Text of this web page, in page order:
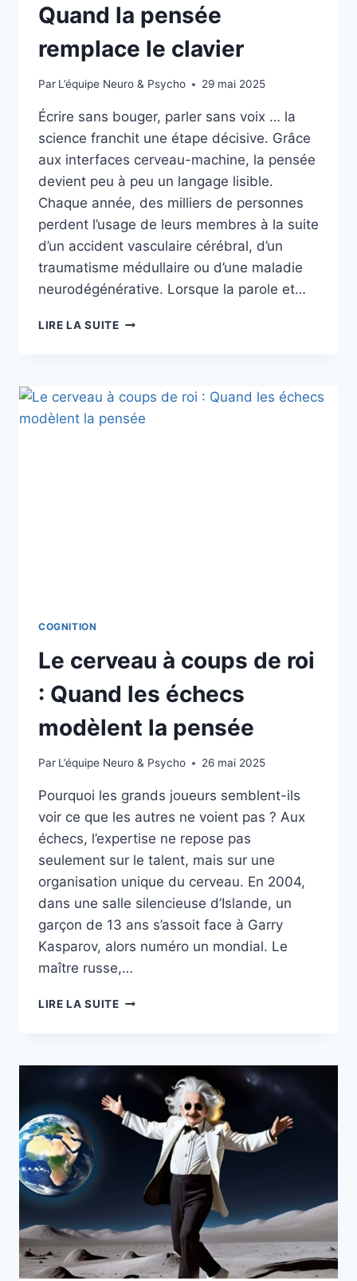
Quand la pensée
remplace le clavier
Par L’équipe Neuro & Psycho 29 mai 2025
Écrire sans bouger, parler sans voix … la
science franchit une étape décisive. Grâce
aux interfaces cerveau-machine, la pensée
devient peu à peu un langage lisible.
Chaque année, des milliers de personnes
perdent l’usage de leurs membres à la suite
d’un accident vasculaire cérébral, d’un
traumatisme médullaire ou d’une maladie
neurodégénérative. Lorsque la parole et…
LIRE LA SUITE
COGNITION
Le cerveau à coups de roi
: Quand les échecs
modèlent la pensée
Par L’équipe Neuro & Psycho 26 mai 2025
Pourquoi les grands joueurs semblent-ils
voir ce que les autres ne voient pas ? Aux
échecs, l’expertise ne repose pas
seulement sur le talent, mais sur une
organisation unique du cerveau. En 2004,
dans une salle silencieuse d’Islande, un
garçon de 13 ans s’assoit face à Garry
Kasparov, alors numéro un mondial. Le
maître russe,…
LIRE LA SUITE